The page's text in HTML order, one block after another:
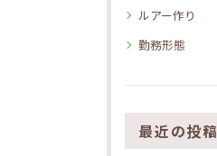
ルアー作り
勤務形態
最近の投稿